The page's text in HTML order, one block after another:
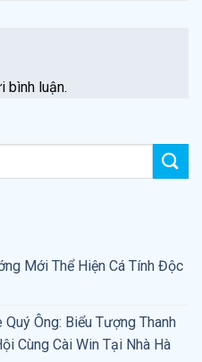
bình luận.
Mới Thể Hiện Cá Tính Độc
Ông: Biểu Tượng Thanh
Cùng Cài Win Tại Nhà Hà